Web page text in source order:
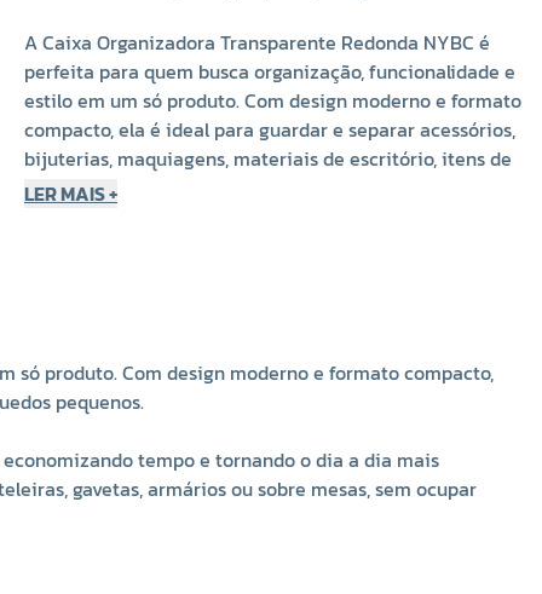
A Caixa Organizadora Transparente Redonda NYBC é
perfeita para quem busca organização, funcionalidade e
estilo em um só produto. Com design moderno e formato
compacto, ela é ideal para guardar e separar acessórios,
bijuterias, maquiagens, materiais de escritório, itens de
cozinha e até brinquedos pequenos.
de 5 cm de altura por 10 cm de diâmetro permitem fácil
acomodação em prateleiras, gavetas, armários ou sobre
mesas, sem ocupar muito espaço.
Principais Benefícios
LER MAIS +
só produto. Com design moderno e formato compacto,
pequenos.
tempo e tornando o dia a dia mais
gavetas, armários ou sobre mesas, sem ocupar